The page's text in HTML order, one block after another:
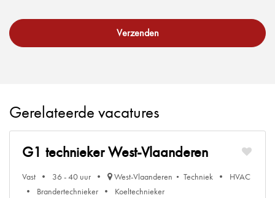
Verzenden
Gerelateerde vacatures
G1 technieker West-Vlaanderen
Vast 36 - 40 uur West-Vlaanderen Techniek
HVAC
Brandertechnieker
Koeltechnieker